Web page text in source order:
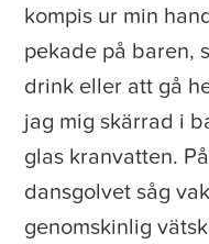
kompis ur min
pekade på baren,
drink eller att gå
jag mig skärrad i
glas kranvatten.
dansgolvet såg
genomskinlig